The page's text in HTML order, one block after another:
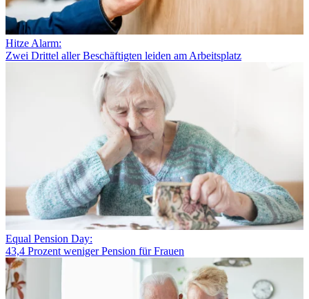
Hitze Alarm:
Zwei Drittel aller Beschäftigten leiden am Arbeitsplatz
Equal Pension Day:
43,4 Prozent weniger Pension für Frauen